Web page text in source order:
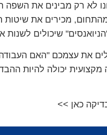
לא רק מבינים את השפה
מכירים את שיטות
שיכולים
את עצמכם "האם
יכולה להיות
כאן >>